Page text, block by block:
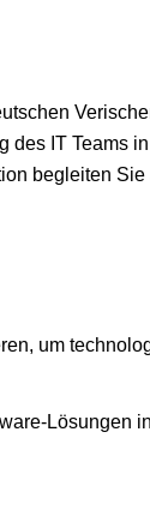
des IT Teams
begleiten
um
Lösungen